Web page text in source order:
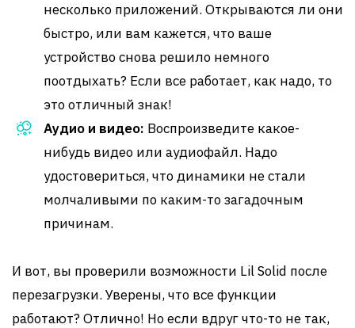
несколько приложений. Открываются ли они
быстро, или вам кажется, что ваше
устройство снова решило немного
поотдыхать? Если все работает, как надо, то
это отличный знак!
Аудио и видео: Воспроизведите какое-
нибудь видео или аудиофайл. Надо
удостовериться, что динамики не стали
молчаливыми по каким-то загадочным
причинам.
И вот, вы проверили возможности Lil Solid после
перезагрузки. Уверены, что все функции
работают? Отлично! Но если вдруг что-то не так,